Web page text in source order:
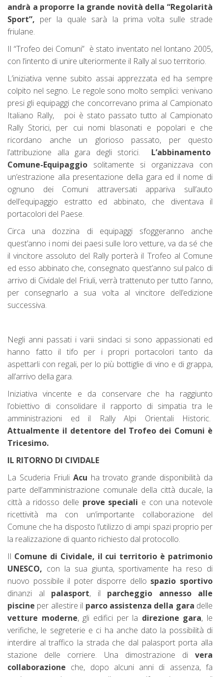
andrà a proporre la grande novità della “Regolarità
Sport”, per la quale sarà la prima volta sulle strade
friulane.
Il “Trofeo dei Comuni” è stato inventato nel lontano 2005,
con l’intento di unire ulteriormente il Rally al suo territorio.
L’iniziativa venne subito assai apprezzata ed ha sempre
colpito nel segno. Le regole sono molto semplici: venivano
presi gli equipaggi che concorrevano prima al Campionato
Italiano Rally, poi è stato passato tutto al Campionato
Rally Storici, per cui nomi blasonati e popolari e che
ricordano anche un glorioso passato, per questo
l’attribuzione alla gara degli storici. L’abbinamento
Comune-Equipaggio solitamente si organizzava con
un’estrazione alla presentazione della gara ed il nome di
ognuno dei Comuni attraversati appariva sull’auto
dell’equipaggio estratto ed abbinato, che diventava il
portacolori del Paese.
Circa una dozzina di equipaggi sfoggeranno anche
quest’anno i nomi dei paesi sulle loro vetture, va da sé che
il vincitore assoluto del Rally porterà il Trofeo al Comune
ed esso abbinato che, consegnato quest’anno sul palco di
arrivo di Cividale del Friuli, verrà trattenuto per tutto l’anno,
per consegnarlo a sua volta al vincitore dell’edizione
successiva.
Negli anni passati i varii sindaci si sono appassionati ed
hanno fatto il tifo per i propri portacolori tanto da
aspettarli con regali, per lo più bottiglie di vino e di grappa,
all’arrivo della gara.
Iniziativa vincente e da conservare che ha raggiunto
l’obiettivo di consolidare il rapporto di simpatia tra le
amministrazioni ed il Rally Alpi Orientali Historic.
Attualmente il detentore del Trofeo dei Comuni è
Tricesimo.
IL RITORNO DI CIVIDALE
La Scuderia Friuli Acu ha trovato grande disponibilità da
parte dell’amministrazione comunale della città ducale, la
città a ridosso delle prove speciali e con una notevole
ricettività ma con un’importante collaborazione del
Comune che ha disposto l’utilizzo di ampi spazi proprio per
la realizzazione di quanto richiesto dal protocollo.
Il Comune di Cividale, il cui territorio è patrimonio
UNESCO, con la sua giunta, sportivamente ha reso di
nuovo possibile il poter disporre dello spazio sportivo
dinanzi al palasport, il parcheggio annesso alle
piscine per allestire il parco assistenza della gara delle
vetture moderne, gli edifici per la direzione gara, le
verifiche, le segreterie e ci ha anche dato la possibilità di
interdire al traffico la strada che dal palasport porta alla
stazione delle corriere. Una dimostrazione di vera
collaborazione che, dopo alcuni anni di assenza, fa